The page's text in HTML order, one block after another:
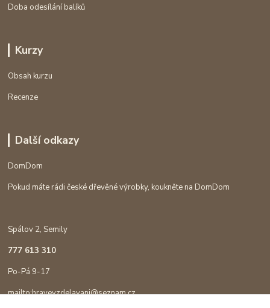
Doba odesílání balíků
Kurzy
Obsah kurzu
Recenze
Další odkazy
DomDom
Pokud máte rádi české dřevěné výrobky, koukněte na DomDom
Spálov 2, Semily
777 613 310
Po-Pá 9-17
mailto:hravevzdelavani@seznam.cz